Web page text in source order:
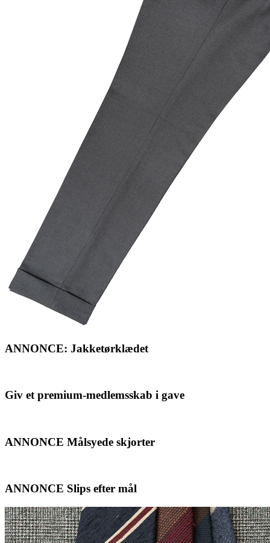
ANNONCE: Jakketørklædet
Giv et premium-medlemsskab i gave
ANNONCE Målsyede skjorter
ANNONCE Slips efter mål